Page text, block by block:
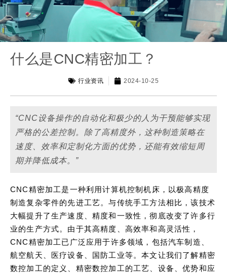
什么是CNC精密加工？
行业资讯 2024-10-25
“CNC设备操作的自动化和极少的人为干预能够实现
严格的公差控制。除了高精度外，这种制造策略在
速度、效率和定制化方面的优势，还能有效缩短周
期并降低成本。”
CNC精密加工是一种利用计算机控制机床，以极高精度
制造复杂零件的先进工艺。与传统手工方法相比，该技术
大幅提升了生产速度、精度和一致性，彻底改变了许多行
业的生产方式。由于其高精度、高效率和高灵活性，
CNC精密加工已广泛应用于许多领域，包括汽车制造、
航空航天、医疗设备、国防工业等。本文让我们了解精密
数控加工的定义、精密数控加工的工艺、设备、优势和应